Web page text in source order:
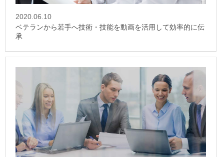
2020.06.10
ベテランから若手へ技術・技能を動画を活用して効率的に伝
承